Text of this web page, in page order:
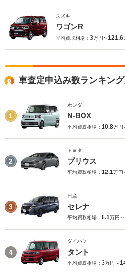
スズキ
ワゴンR
平均買取相場： 3万円〜121.6
車査定申込み数ランキン
1
ホンダ
N-BOX
平均買取相場： 10.8万円
2
トヨタ
プリウス
平均買取相場： 12.1万円
3
日産
セレナ
平均買取相場： 8.1万円～
4
ダイハツ
タント
平均買取相場： 3万円～